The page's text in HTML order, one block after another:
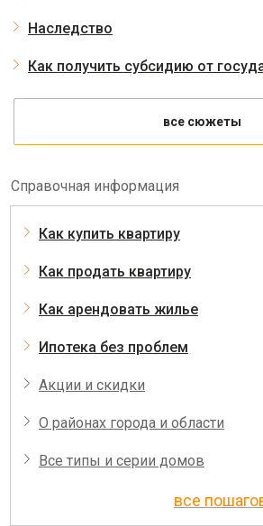
Наследство
Как получить субсидию от
все сюжеты
Справочная информация
Как купить квартиру
Как продать квартиру
Как арендовать жилье
Ипотека без проблем
Акции и скидки
О районах города и области
Все типы и серии домов
все